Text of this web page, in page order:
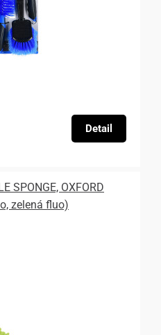
Detail
SPONGE, OXFORD
zelená fluo)